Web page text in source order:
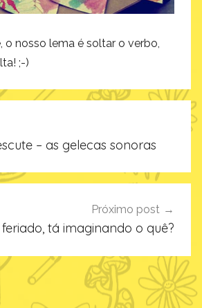
o nosso lema é soltar o verbo,
;-)
– as gelecas sonoras
Próximo post
tá imaginando o quê?